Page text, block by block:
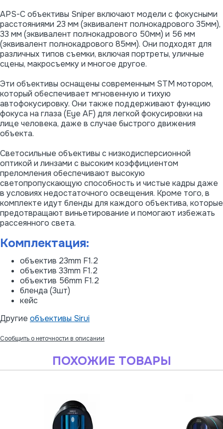
APS-C объективы Sniper включают модели с фокусными
расстояниями 23 мм (эквивалент полнокадрового 35мм),
33 мм (эквивалент полнокадрового 50мм) и 56 мм
(эквивалент полнокадрового 85мм). Они подходят для
различных типов съемки, включая портреты, уличные
сцены, макросъемку и многое другое.
Эти объективы оснащены современным STM мотором,
который обеспечивает мгновенную и тихую
автофокусировку. Они также поддерживают функцию
фокуса на глаза (Eye AF) для легкой фокусировки на
лице человека, даже в случае быстрого движения
объекта.
Светосильные объективы с низкодисперсионной
оптикой и линзами с высоким коэффициентом
преломления обеспечивают высокую
светопропускающую способность и чистые кадры даже
в условиях недостаточного освещения. Кроме того, в
комплекте идут бленды для каждого объектива, которые
предотвращают виньетирование и помогают избежать
рассеянного света.
Комплектация:
объектив 23mm F1.2
объектив 33mm F1.2
объектив 56mm F1.2
бленда (3шт)
кейс
Другие объективы Sirui
Сообщить о неточности в описании
ПОХОЖИЕ ТОВАРЫ